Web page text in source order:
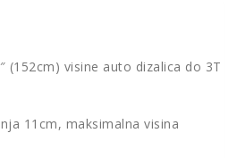
(152cm) visine auto dizalica do 3T
11cm, maksimalna visina